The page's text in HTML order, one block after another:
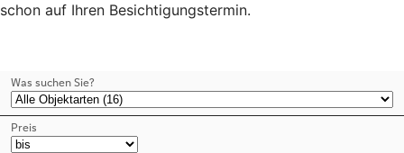
schon auf Ihren Besichtigungstermin.